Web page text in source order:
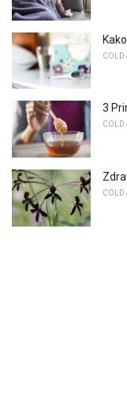
COLD
3
COLD
COLD